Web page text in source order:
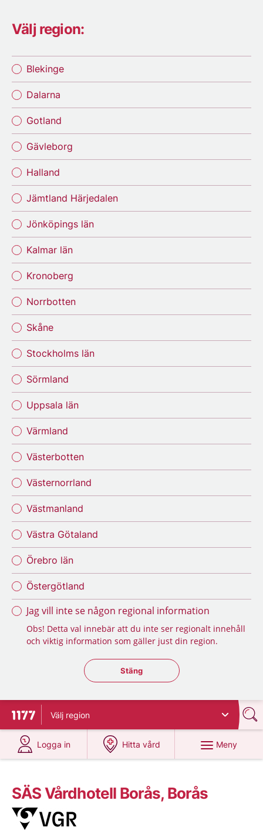
Välj region:
Blekinge
Dalarna
Gotland
Gävleborg
Halland
Jämtland Härjedalen
Jönköpings län
Kalmar län
Kronoberg
Norrbotten
Skåne
Stockholms län
Sörmland
Uppsala län
Värmland
Västerbotten
Västernorrland
Västmanland
Västra Götaland
Örebro län
Östergötland
Jag vill inte se någon regional information
Obs! Detta val innebär att du inte ser regionalt innehåll
och viktig information som gäller just din region.
Stäng regionsväljaren
Stäng
Till startsidan för 1177
Välj region
Logga in
på 1177.se
Hitta vård
på 1177.se
Meny
SÄS Vårdhotell Borås, Borås